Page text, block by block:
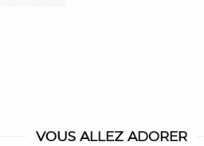
VOUS ALLEZ ADORER